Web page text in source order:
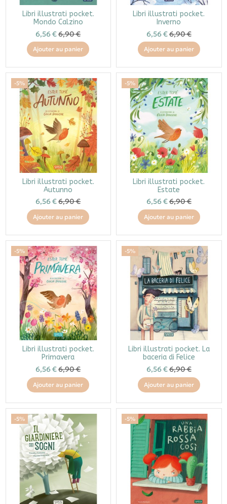
Libri illustrati pocket.
Mondo Calzino
6,56 €6,90 €
Ajouter au panier
Libri illustrati pocket.
Inverno
6,56 €6,90 €
Ajouter au panier
-5%
Libri illustrati pocket.
Autunno
6,56 €6,90 €
Ajouter au panier
-5%
Libri illustrati pocket.
Estate
6,56 €6,90 €
Ajouter au panier
-5%
Libri illustrati pocket.
Primavera
6,56 €6,90 €
Ajouter au panier
-5%
Libri illustrati pocket. La
baceria di Felice
6,56 €6,90 €
Ajouter au panier
-5% -5%